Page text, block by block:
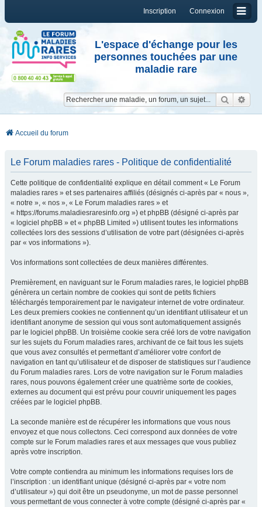
Connexion
Inscription
L'espace d'échange pour les
personnes touchées par une
maladie rare
Accueil du forum
Le Forum maladies rares - Politique de confidentialité
Cette politique de confidentialité explique en détail comment « Le Forum
maladies rares » et ses partenaires affiliés (désignés ci-après par « nous »,
« notre », « nos », « Le Forum maladies rares » et
« https://forums.maladiesraresinfo.org ») et phpBB (désigné ci-après par
« logiciel phpBB » et « phpBB Limited ») utilisent toutes les informations
collectées lors des sessions d’utilisation de votre part (désignées ci-après
par « vos informations »).
Vos informations sont collectées de deux manières différentes.
Premièrement, en naviguant sur le Forum maladies rares, le logiciel phpBB
génèrera un certain nombre de cookies qui sont de petits fichiers
téléchargés temporairement par le navigateur internet de votre ordinateur.
Les deux premiers cookies ne contiennent qu’un identifiant utilisateur et un
identifiant anonyme de session qui vous sont automatiquement assignés
par le logiciel phpBB. Un troisième cookie sera créé lors de votre navigation
sur les sujets du Forum maladies rares, archivant de ce fait tous les sujets
que vous avez consultés et permettant d’améliorer votre confort de
navigation en tant qu’utilisateur et de disposer de statistiques sur l’audience
du Forum maladies rares. Lors de votre navigation sur le Forum maladies
rares, nous pouvons également créer une quatrième sorte de cookies,
externes au document qui est prévu pour couvrir uniquement les pages
créées par le logiciel phpBB.
La seconde manière est de récupérer les informations que vous nous
envoyez et que nous collectons. Ceci correspond aux données de votre
compte sur le Forum maladies rares et aux messages que vous publiez
après votre inscription.
Votre compte contiendra au minimum les informations requises lors de
l’inscription : un identifiant unique (désigné ci-après par « votre nom
d’utilisateur ») qui doit être un pseudonyme, un mot de passe personnel
vous permettant de vous connecter à votre compte (désigné ci-après par «